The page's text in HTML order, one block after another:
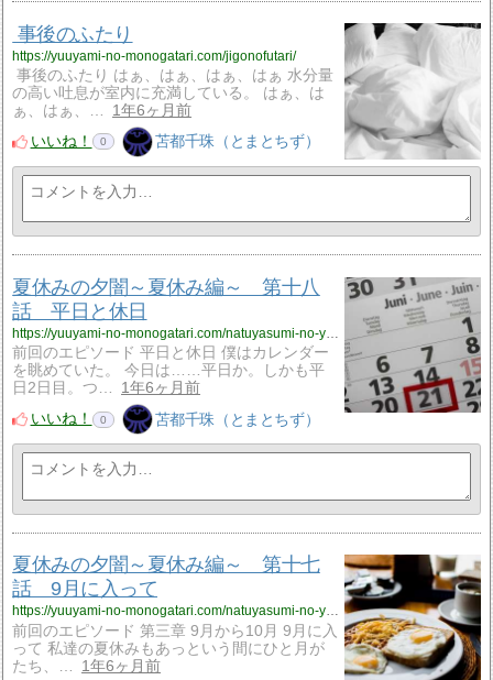
事後のふたり
https://yuuyami-no-monogatari.com/jigonofutari/
事後のふたり はぁ、はぁ、はぁ、はぁ 水分量
の高い吐息が室内に充満している。 はぁ、は
ぁ、はぁ、…
1年6ヶ月前
いいね！
0 苫都千珠（とまとちず）
夏休みの夕闇～夏休み編～ 第十八
話 平日と休日
https://yuuyami-no-monogatari.com/natuyasumi-no-yuuyami-natuyasumi18/
前回のエピソード 平日と休日 僕はカレンダー
を眺めていた。 今日は……平日か。しかも平
日2日目。つ…
1年6ヶ月前
いいね！
0 苫都千珠（とまとちず）
夏休みの夕闇～夏休み編～ 第十七
話 9月に入って
https://yuuyami-no-monogatari.com/natuyasumi-no-yuuyami-natuyasumi17/
前回のエピソード 第三章 9月から10月 9月に入
って 私達の夏休みもあっという間にひと月が
たち、…
1年6ヶ月前